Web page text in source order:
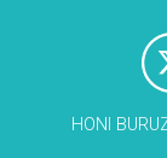
HONI